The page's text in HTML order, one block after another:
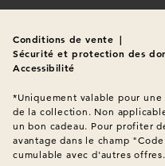
Conditions de vente |
Sécurité et protection des
Accessibilité
*Uniquement valable pour
de la collection. Non
un bon cadeau. Pour profiter
avantage dans le champ
cumulable avec d'autres